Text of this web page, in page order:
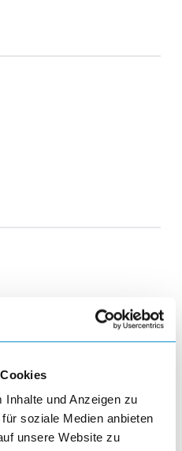
und Anzeigen zu
soziale Medien anbieten
unsere Website zu